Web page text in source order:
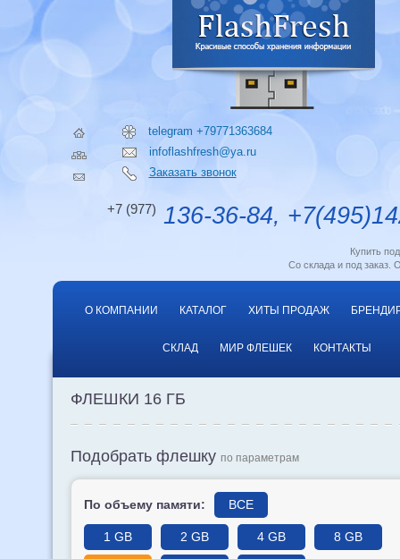
telegram +79771363684
infoflashfresh@ya.ru
Заказать звонок
+7 (977) 136-36-84,
Купить
Со склада и под заказ.
О КОМПАНИИ КАТАЛОГ ХИТЫ ПРОДАЖ
СКЛАД МИР ФЛЕШЕК КОНТАКТЫ
ФЛЕШКИ 16 ГБ
Подобрать флешку по параметрам
По объему памяти: ВСЕ
1 GB 2 GB 4 GB 8 GB